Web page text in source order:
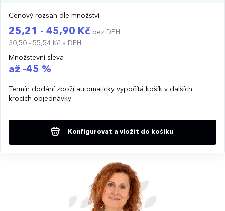
Cenový rozsah dle množství
25,21 - 45,90 Kč bez DPH
30,50 - 55,54 Kč s DPH
Množstevní sleva
až -45 %
Termín dodání zboží automaticky vypočítá košík v dalších
krocích objednávky
Konfigurovat a vložit do košíku